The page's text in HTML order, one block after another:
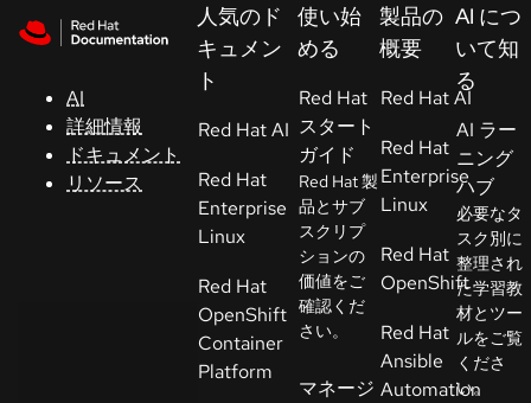
AI
詳細情報
ドキュメント
リソース
ト
コ
ン
ソ
ー
開
人気のド
キュメン
ト
Red Hat AI
Red Hat
Enterprise
Linux
Red Hat
OpenShift
Container
Platform
使い始
める
Red Hat
スタート
ガイド
Red Hat 製
品とサブ
スクリプ
ションの
価値をご
確認くだ
さい。
マネージ
製品の
概要
Red Hat AI
Red Hat
Enterprise
Linux
Red Hat
OpenShift
Red Hat
Ansible
Automation
AI につ
いて知
る
AI ラー
ニング
ハブ
必要なタ
スク別に
整理され
た学習教
材とツー
ルをご覧
くださ
い。